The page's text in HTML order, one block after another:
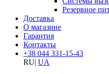
Резервное
Доставка
О магазине
Гарантия
Контакты
+38 044 331-15-43
RU| UA